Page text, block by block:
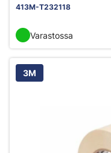
413M-T232118
Varastossa
3M